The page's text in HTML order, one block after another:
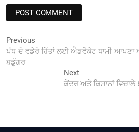
Post
navigation
Previous
post:
ਪੰਥ ਦੇ ਵਡੇਰੇ ਹਿੱਤਾਂ ਲਈ ਐਡਵੋਕੇਟ ਧਾਮੀ ਆਪਣਾ
ਬਡੂੰਗਰ
NextNext
post:
ਕੇਂਦਰ ਅਤੇ ਕਿਸਾਨਾਂ ਵਿਚਾਲੇ